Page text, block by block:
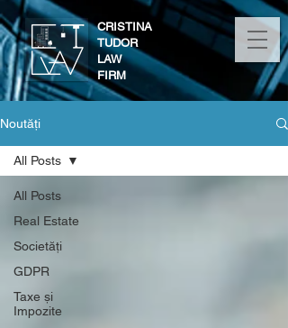
CRISTINA
TUDOR
LAW
FIRM
Noutăți
All Posts
Real Estate
Societăți
GDPR
Taxe și
Impozite
All Posts